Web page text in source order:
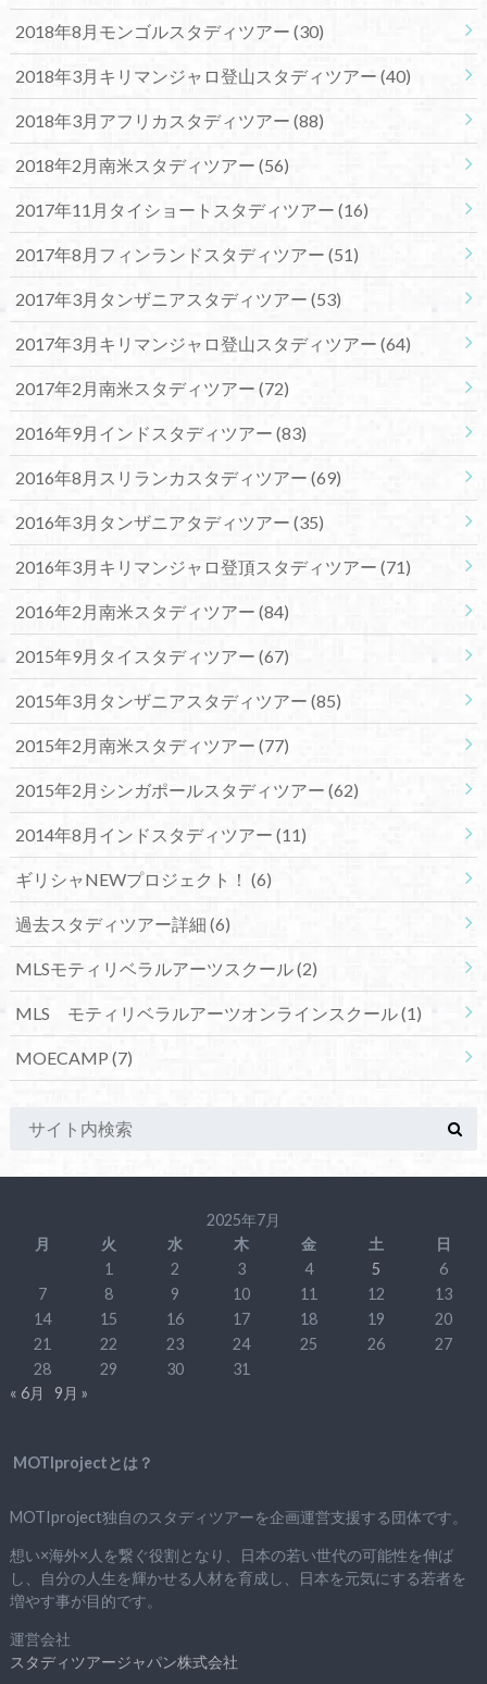
2018年8月モンゴルスタディツアー (30)
2018年3月キリマンジャロ登山スタディツアー (40)
2018年3月アフリカスタディツアー (88)
2018年2月南米スタディツアー (56)
2017年11月タイショートスタディツアー (16)
2017年8月フィンランドスタディツアー (51)
2017年3月タンザニアスタディツアー (53)
2017年3月キリマンジャロ登山スタディツアー (64)
2017年2月南米スタディツアー (72)
2016年9月インドスタディツアー (83)
2016年8月スリランカスタディツアー (69)
2016年3月タンザニアタディツアー (35)
2016年3月キリマンジャロ登頂スタディツアー (71)
2016年2月南米スタディツアー (84)
2015年9月タイスタディツアー (67)
2015年3月タンザニアスタディツアー (85)
2015年2月南米スタディツアー (77)
2015年2月シンガポールスタディツアー (62)
2014年8月インドスタディツアー (11)
ギリシャNEWプロジェクト！ (6)
過去スタディツアー詳細 (6)
MLSモティリベラルアーツスクール(2)
MLS モティリベラルアーツオンラインスクール(1)
MOECAMP (7)
2025年7月
月
火 水 木 金 土
日
1
2 3 4 5
6
7
8 9 10 11 12
13
14
15 16 17 18 19
20
21
22 23 24 25 26
27
28
29 30
31
« 6月
9月 »
MOTIprojectとは？
MOTIproject独自のスタディツアーを企画運営支援する団体です。
想い×海外×人を繋ぐ役割となり、日本の若い世代の可能性を伸ば
し、自分の人生を輝かせる人材を育成し、日本を元気にする若者を
増やす事が目的です。
運営会社
スタディツアージャパン株式会社